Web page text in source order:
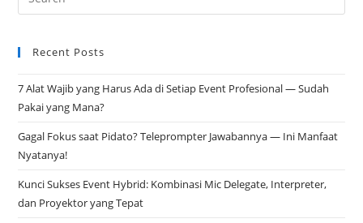
Recent Posts
7 Alat Wajib yang Harus Ada di Setiap Event Profesional — Sudah
Pakai yang Mana?
Gagal Fokus saat Pidato? Teleprompter Jawabannya — Ini Manfaat
Nyatanya!
Kunci Sukses Event Hybrid: Kombinasi Mic Delegate, Interpreter,
dan Proyektor yang Tepat